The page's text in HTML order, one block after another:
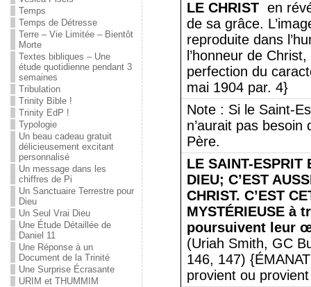
Temps
Temps de Détresse
Terre – Vie Limitée – Bientôt
Morte
Textes bibliques – Une
étude quotidienne pendant 3
semaines
Tribulation
Trinity Bible !
Trinity EdP !
Typologie
Un beau cadeau gratuit
délicieusement excitant
personnalisé
Un message dans les
chiffres de Pi
Un Sanctuaire Terrestre pour
Dieu
Un Seul Vrai Dieu
Une Étude Détaillée de
Daniel 11
Une Réponse à un
Document de la Trinité
Une Surprise Écrasante
URIM et THUMMIM
LE CHRISTen
de sa grâce.
reproduite dans
l’honneur de
perfection du
mai 1904 par. 4}
Note : Si le Saint-
n’aurait pas
Père.
LE SAINT-ESPRIT
DIEU; C’EST
CHRIST. C’EST
MYSTÉRIEUSE à
poursuivent leur
(Uriah Smith, GC
146, 147)
provient ou